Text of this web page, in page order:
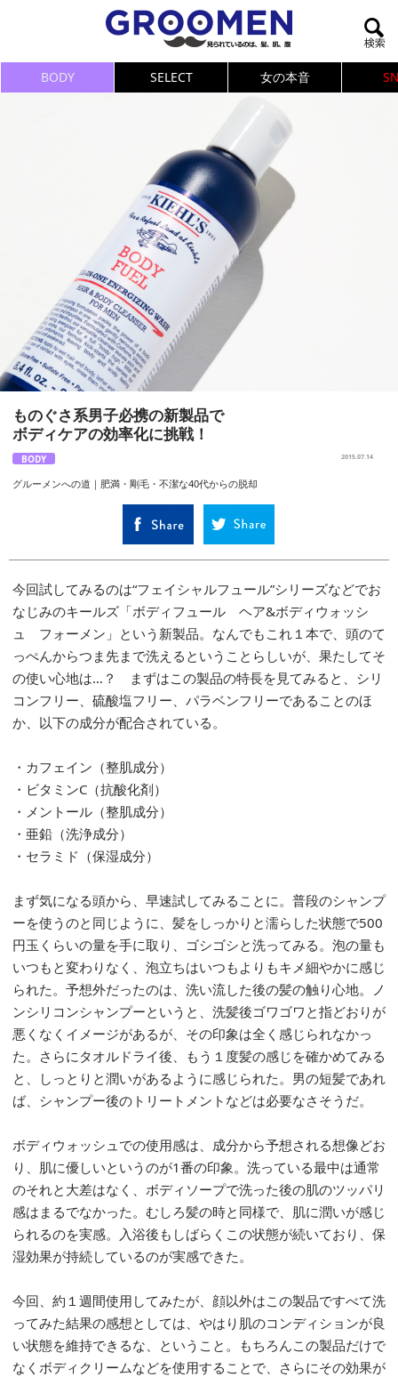
BODY SELECT 女の本音
ものぐさ系男子必携の新製品で
ボディケアの効率化に挑戦！
BODY 2015.07.14
グルーメンへの道｜肥満・剛毛・不潔な40代からの脱却
今回試してみるのは“フェイシャルフュール”シリーズなどでお
なじみのキールズ「ボディフュール ヘア&ボディウォッシ
ュ フォーメン」という新製品。なんでもこれ１本で、頭のて
っぺんからつま先まで洗えるということらしいが、果たしてそ
の使い心地は…？ まずはこの製品の特長を見てみると、シリ
コンフリー、硫酸塩フリー、パラベンフリーであることのほ
か、以下の成分が配合されている。
・カフェイン（整肌成分）
・ビタミンC（抗酸化剤）
・メントール（整肌成分）
・亜鉛（洗浄成分）
・セラミド（保湿成分）
まず気になる頭から、早速試してみることに。普段のシャンプ
ーを使うのと同じように、髪をしっかりと濡らした状態で500
円玉くらいの量を手に取り、ゴシゴシと洗ってみる。泡の量も
いつもと変わりなく、泡立ちはいつもよりもキメ細やかに感じ
られた。予想外だったのは、洗い流した後の髪の触り心地。ノ
ンシリコンシャンプーというと、洗髪後ゴワゴワと指どおりが
悪くなくイメージがあるが、その印象は全く感じられなかっ
た。さらにタオルドライ後、もう１度髪の感じを確かめてみる
と、しっとりと潤いがあるように感じられた。男の短髪であれ
ば、シャンプー後のトリートメントなどは必要なさそうだ。
ボディウォッシュでの使用感は、成分から予想される想像どお
り、肌に優しいというのが1番の印象。洗っている最中は通常
のそれと大差はなく、ボディソープで洗った後の肌のツッパリ
感はまるでなかった。むしろ髪の時と同様で、肌に潤いが感じ
られるのを実感。入浴後もしばらくこの状態が続いており、保
湿効果が持続しているのが実感できた。
今回、約１週間使用してみたが、顔以外はこの製品ですべて洗
ってみた結果の感想としては、やはり肌のコンディションが良
い状態を維持できるな、ということ。もちろんこの製品だけで
なくボディクリームなどを使用することで、さらにその効果が